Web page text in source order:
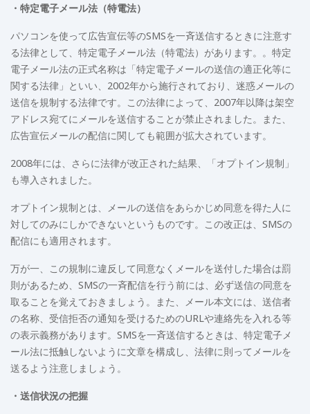
・特定電子メール法（特電法）
パソコンを使って広告宣伝等のSMSを一斉送信するときに注意す
る法律として、特定電子メール法（特電法）があります。。特定
電子メール法の正式名称は「特定電子メールの送信の適正化等に
関する法律」といい、2002年から施行されており、迷惑メールの
送信を規制する法律です。この法律によって、2007年以降は架空
アドレス宛てにメールを送信することが禁止されました。また、
広告宣伝メールの配信に関しても範囲が拡大されています。
2008年には、さらに法律が改正された結果、「オプトイン規制」
も導入されました。
オプトイン規制とは、メールの送信をあらかじめ同意を得た人に
対してのみにしかできないというものです。この改正は、SMSの
配信にも適用されます。
万が一、この規制に違反して同意なくメールを送付した場合は罰
則があるため、SMSの一斉配信を行う前には、必ず送信の同意を
取ることを覚えておきましょう。また、メール本文には、送信者
の名称、受信拒否の通知を受けるためのURLや連絡先を入れる等
の表示義務があります。SMSを一斉送信するときは、特定電子メ
ール法に抵触しないように文章を構成し、法律に則ってメールを
送るよう注意しましょう。
・送信状況の把握